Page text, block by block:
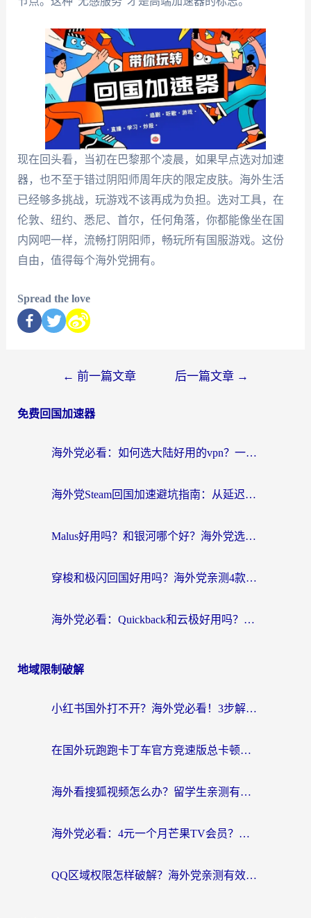
现在回头看，当初在巴黎那个凌晨，如果早点选对加速
器，也不至于错过阴阳师周年庆的限定皮肤。海外生活
已经够多挑战，玩游戏不该再成为负担。选对工具，在
伦敦、纽约、悉尼、首尔，任何角落，你都能像坐在国
内网吧一样，流畅打阴阳师，畅玩所有国服游戏。这份
自由，值得每个海外党拥有。
Spread the love
← 前一篇文章 后一篇文章 →
免费回国加速器
海外党必看：如何选大陆好用的vpn？一篇解决你的回国访问难题
海外党Steam回国加速避坑指南：从延迟卡顿到无缝畅玩，我踩过的坑和最优解
Malus好用吗？和银河哪个好？海外党选回国加速器的避坑指南（附乌克兰玩国内游戏实测）
穿梭和极闪回国好用吗？海外党亲测4款加速器+1个隐藏宝藏
海外党必看：Quickback和云极好用吗？3招教你选对回国加速器（附PC端VPN实测对比）
地域限制破解
小红书国外打不开？海外党必看！3步解决国内影音、生活服务全畅通
在国外玩跑跑卡丁车官方竞速版总卡顿？这篇攻略帮你解决地区限制+低延迟难题
海外看搜狐视频怎么办？留学生亲测有效的回国加速器选择指南
海外党必看：4元一个月芒果TV会员？选对回国加速器就能实现！
QQ区域权限怎样破解？海外党亲测有效的回国加速方案（附看剧看电影神器推荐）